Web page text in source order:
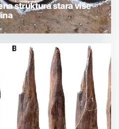
struktura stara više